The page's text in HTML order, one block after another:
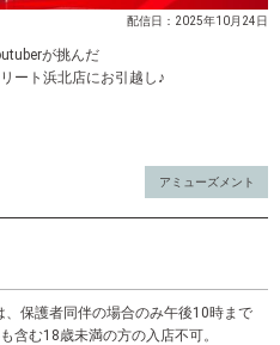
配信日：2025年10月24日
が挑んだ
ート浜北店にお引越し♪
アミューズメント
保護者同伴の場合のみ午後10時まで
含む18歳未満の方の入店不可。